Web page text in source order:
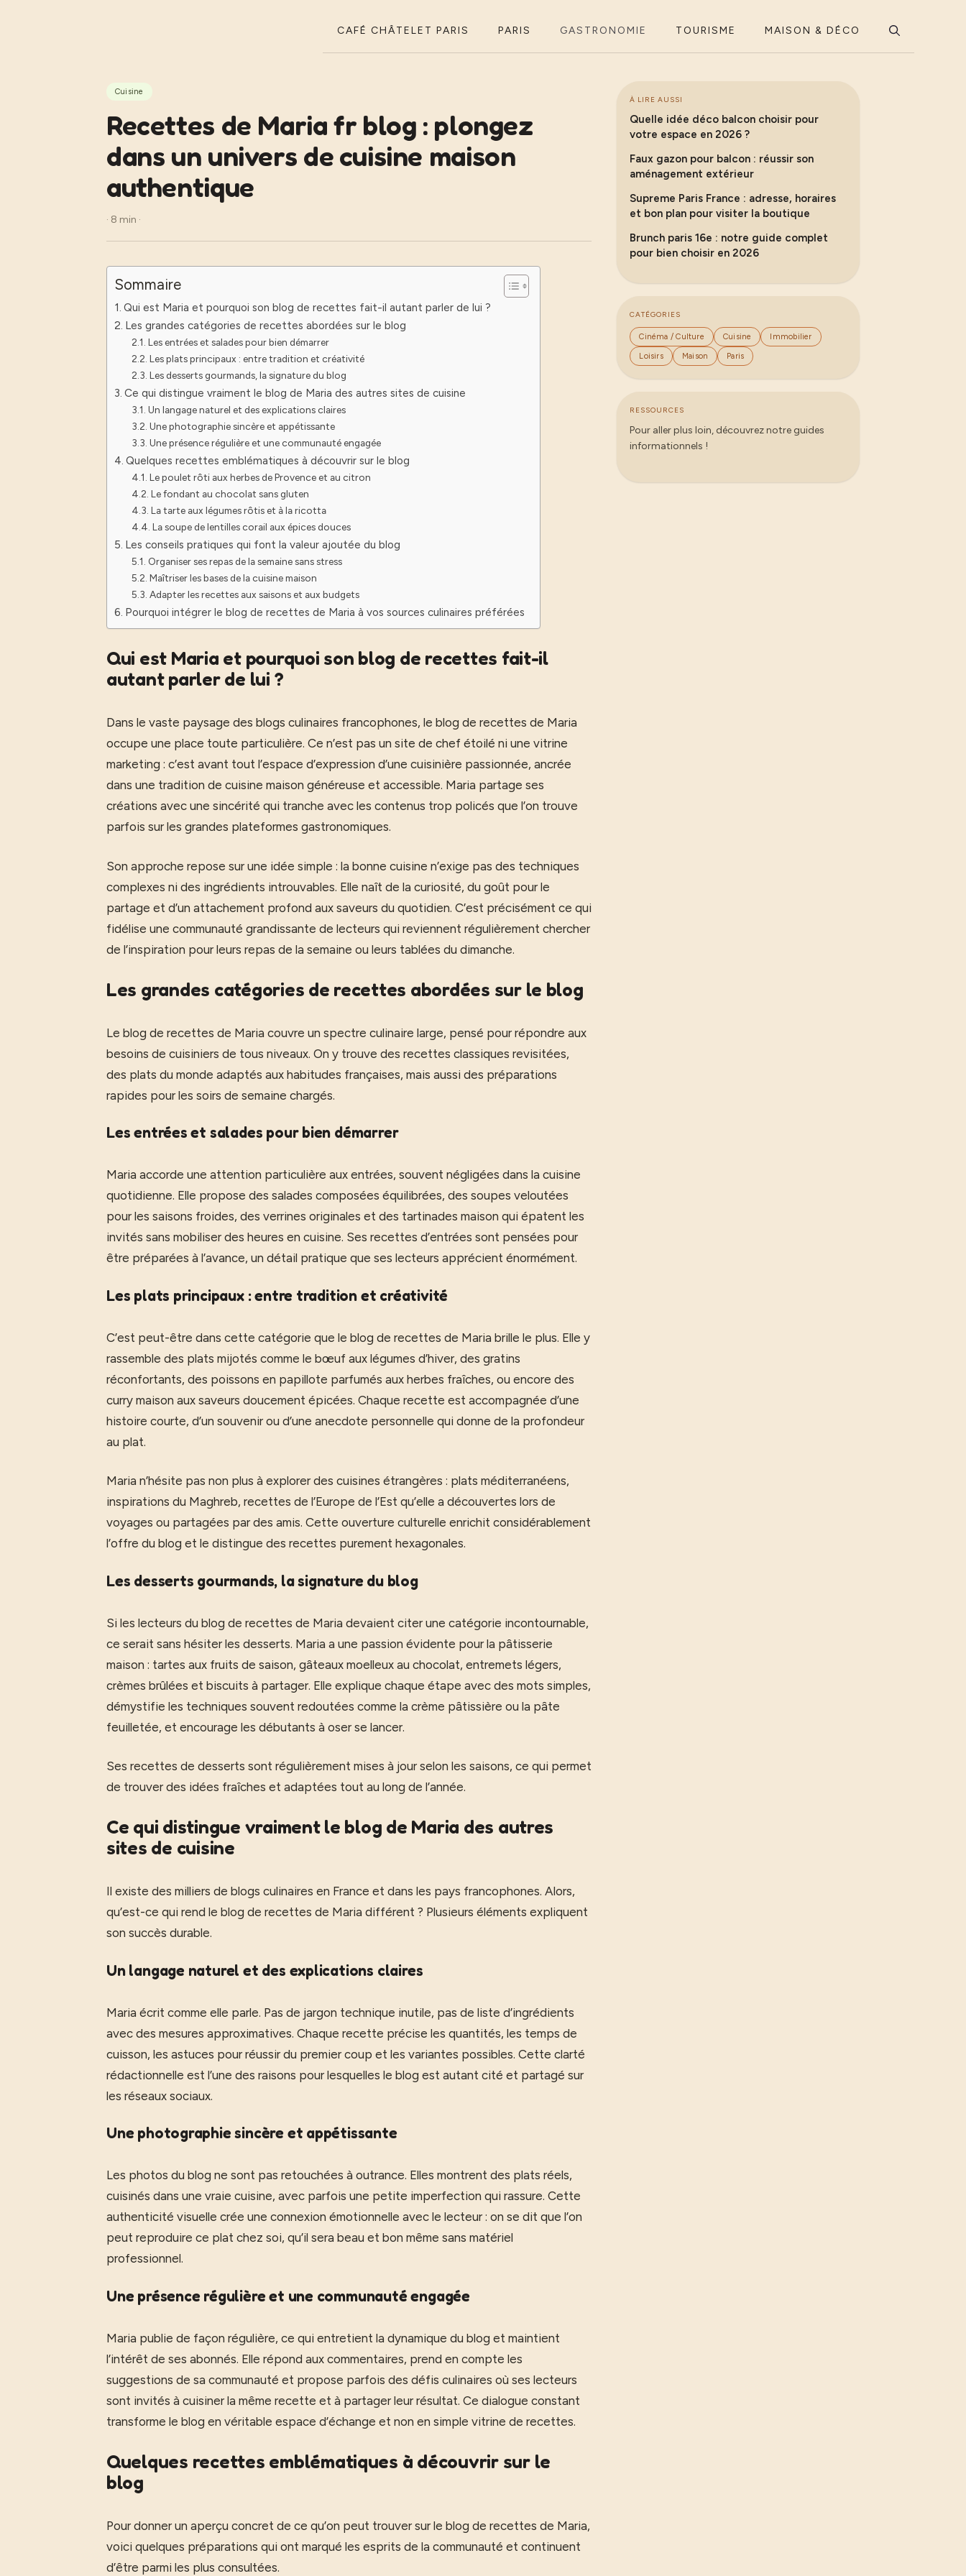
CAFÉ CHÂTELET PARIS PARIS GASTRONOMIE TOURISME MAISON & DÉCO
Cuisine
Recettes de Maria fr blog : plongez
dans un univers de cuisine maison
authentique
· 8 min ·
Sommaire
Qui est Maria et pourquoi son blog de recettes fait-il autant parler de lui ?
Les grandes catégories de recettes abordées sur le blog
Les entrées et salades pour bien démarrer
Les plats principaux : entre tradition et créativité
Les desserts gourmands, la signature du blog
Ce qui distingue vraiment le blog de Maria des autres sites de cuisine
Un langage naturel et des explications claires
Une photographie sincère et appétissante
Une présence régulière et une communauté engagée
Quelques recettes emblématiques à découvrir sur le blog
Le poulet rôti aux herbes de Provence et au citron
Le fondant au chocolat sans gluten
La tarte aux légumes rôtis et à la ricotta
La soupe de lentilles corail aux épices douces
Les conseils pratiques qui font la valeur ajoutée du blog
Organiser ses repas de la semaine sans stress
Maîtriser les bases de la cuisine maison
Adapter les recettes aux saisons et aux budgets
Pourquoi intégrer le blog de recettes de Maria à vos sources culinaires préférées
Qui est Maria et pourquoi son blog de recettes fait-il
autant parler de lui ?
Dans le vaste paysage des blogs culinaires francophones, le blog de recettes de Maria
occupe une place toute particulière. Ce n’est pas un site de chef étoilé ni une vitrine
marketing : c’est avant tout l’espace d’expression d’une cuisinière passionnée, ancrée
dans une tradition de cuisine maison généreuse et accessible. Maria partage ses
créations avec une sincérité qui tranche avec les contenus trop policés que l’on trouve
parfois sur les grandes plateformes gastronomiques.
Son approche repose sur une idée simple : la bonne cuisine n’exige pas des techniques
complexes ni des ingrédients introuvables. Elle naît de la curiosité, du goût pour le
partage et d’un attachement profond aux saveurs du quotidien. C’est précisément ce qui
fidélise une communauté grandissante de lecteurs qui reviennent régulièrement chercher
de l’inspiration pour leurs repas de la semaine ou leurs tablées du dimanche.
Les grandes catégories de recettes abordées sur le blog
Le blog de recettes de Maria couvre un spectre culinaire large, pensé pour répondre aux
besoins de cuisiniers de tous niveaux. On y trouve des recettes classiques revisitées,
des plats du monde adaptés aux habitudes françaises, mais aussi des préparations
rapides pour les soirs de semaine chargés.
Les entrées et salades pour bien démarrer
Maria accorde une attention particulière aux entrées, souvent négligées dans la cuisine
quotidienne. Elle propose des salades composées équilibrées, des soupes veloutées
pour les saisons froides, des verrines originales et des tartinades maison qui épatent les
invités sans mobiliser des heures en cuisine. Ses recettes d’entrées sont pensées pour
être préparées à l’avance, un détail pratique que ses lecteurs apprécient énormément.
Les plats principaux : entre tradition et créativité
C’est peut-être dans cette catégorie que le blog de recettes de Maria brille le plus. Elle y
rassemble des plats mijotés comme le bœuf aux légumes d’hiver, des gratins
réconfortants, des poissons en papillote parfumés aux herbes fraîches, ou encore des
curry maison aux saveurs doucement épicées. Chaque recette est accompagnée d’une
histoire courte, d’un souvenir ou d’une anecdote personnelle qui donne de la profondeur
au plat.
Maria n’hésite pas non plus à explorer des cuisines étrangères : plats méditerranéens,
inspirations du Maghreb, recettes de l’Europe de l’Est qu’elle a découvertes lors de
voyages ou partagées par des amis. Cette ouverture culturelle enrichit considérablement
l’offre du blog et le distingue des recettes purement hexagonales.
Les desserts gourmands, la signature du blog
Si les lecteurs du blog de recettes de Maria devaient citer une catégorie incontournable,
ce serait sans hésiter les desserts. Maria a une passion évidente pour la pâtisserie
maison : tartes aux fruits de saison, gâteaux moelleux au chocolat, entremets légers,
crèmes brûlées et biscuits à partager. Elle explique chaque étape avec des mots simples,
démystifie les techniques souvent redoutées comme la crème pâtissière ou la pâte
feuilletée, et encourage les débutants à oser se lancer.
Ses recettes de desserts sont régulièrement mises à jour selon les saisons, ce qui permet
de trouver des idées fraîches et adaptées tout au long de l’année.
Ce qui distingue vraiment le blog de Maria des autres
sites de cuisine
Il existe des milliers de blogs culinaires en France et dans les pays francophones. Alors,
qu’est-ce qui rend le blog de recettes de Maria différent ? Plusieurs éléments expliquent
son succès durable.
Un langage naturel et des explications claires
Maria écrit comme elle parle. Pas de jargon technique inutile, pas de liste d’ingrédients
avec des mesures approximatives. Chaque recette précise les quantités, les temps de
cuisson, les astuces pour réussir du premier coup et les variantes possibles. Cette clarté
rédactionnelle est l’une des raisons pour lesquelles le blog est autant cité et partagé sur
les réseaux sociaux.
Une photographie sincère et appétissante
Les photos du blog ne sont pas retouchées à outrance. Elles montrent des plats réels,
cuisinés dans une vraie cuisine, avec parfois une petite imperfection qui rassure. Cette
authenticité visuelle crée une connexion émotionnelle avec le lecteur : on se dit que l’on
peut reproduire ce plat chez soi, qu’il sera beau et bon même sans matériel
professionnel.
Une présence régulière et une communauté engagée
Maria publie de façon régulière, ce qui entretient la dynamique du blog et maintient
l’intérêt de ses abonnés. Elle répond aux commentaires, prend en compte les
suggestions de sa communauté et propose parfois des défis culinaires où ses lecteurs
sont invités à cuisiner la même recette et à partager leur résultat. Ce dialogue constant
transforme le blog en véritable espace d’échange et non en simple vitrine de recettes.
Quelques recettes emblématiques à découvrir sur le
blog
Pour donner un aperçu concret de ce qu’on peut trouver sur le blog de recettes de Maria,
voici quelques préparations qui ont marqué les esprits de la communauté et continuent
d’être parmi les plus consultées.
À LIRE AUSSI
Quelle idée déco balcon choisir pour
votre espace en 2026 ?
Faux gazon pour balcon : réussir son
aménagement extérieur
Supreme Paris France : adresse, horaires
et bon plan pour visiter la boutique
Brunch paris 16e : notre guide complet
pour bien choisir en 2026
CATÉGORIES
Cinéma / Culture Cuisine Immobilier
Loisirs Maison Paris
RESSOURCES
Pour aller plus loin, découvrez notre guides
informationnels !